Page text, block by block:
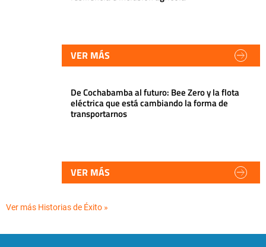
VER MÁS
De Cochabamba al futuro: Bee Zero y la flota
eléctrica que está cambiando la forma de
transportarnos
VER MÁS
Ver más Historias de Éxito »